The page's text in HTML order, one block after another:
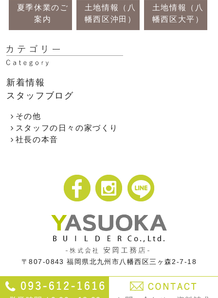
夏季休業のご
案内
土地情報（八
幡西区沖田）
土地情報（八
幡西区大平）
新着情報
スタッフブログ
その他
スタッフの日々の家づくり
社長の本音
〒807-0843福岡県北九州市八幡西区三ヶ森2-7-18